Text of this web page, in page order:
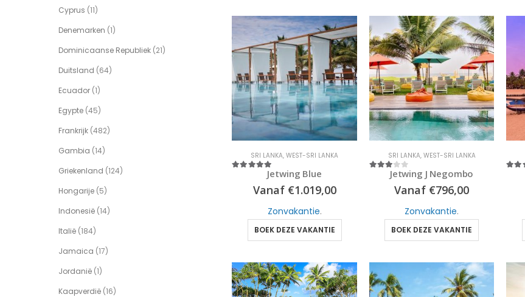
SRI LANKA,WEST-SRI LANKA
Jetwing Blue
Vanaf €1.019,00
Zonvakantie.
BOEK DEZE VAKANTIE
SRI LANKA, WEST-SRI LANKA
out of 5Jetwing J Negombo
Vanaf €796,00
Zonvakantie.
BOEK DEZE VAKANTIE
Cyprus (11)
Denemarken (1)
Dominicaanse Republiek (21)
Duitsland (64)
Ecuador (1)
Egypte (45)
Frankrijk (482)
Gambia (14)
Griekenland (124)
Hongarije (5)
Indonesië (14)
Italië (184)
Jamaica (17)
Jordanië (1)
Kaapverdië (16)